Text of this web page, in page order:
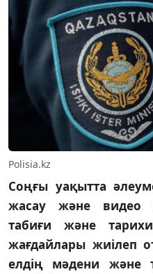
Polisia.kz
Соңғы уақытта
жасау және видео
табиғи және
жағдайлары жиілеп
елдің мәдени және